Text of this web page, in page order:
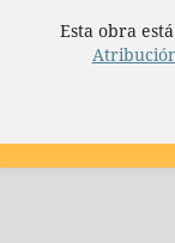
Esta obra